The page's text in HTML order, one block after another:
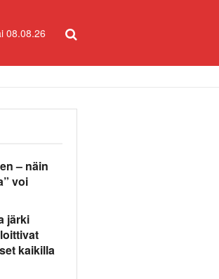
08.08.26
– näin
voi
järki
kaikilla